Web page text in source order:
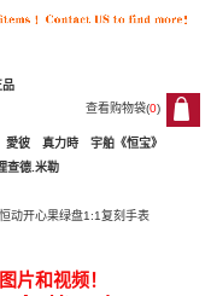
品
查看购物袋(0)
0
愛彼 真力時
宇舶《恒宝》
查德.米勒
动开心果绿盘1:1复刻手表
片和视频！